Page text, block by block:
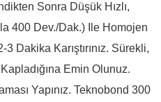
Sonra Düşük Hızlı,
400 Dev./dak.) Ile Homojen
Dakika Karıştırınız. Sürekli,
Emin Olunuz.
Yapınız. Teknobond 300